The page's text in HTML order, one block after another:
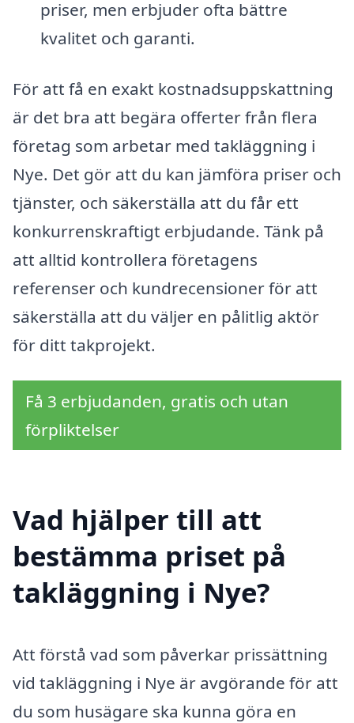
priser, men erbjuder ofta bättre
kvalitet och garanti.
För att få en exakt kostnadsuppskattning
är det bra att begära offerter från flera
företag som arbetar med takläggning i
Nye. Det gör att du kan jämföra priser och
tjänster, och säkerställa att du får ett
konkurrenskraftigt erbjudande. Tänk på
att alltid kontrollera företagens
referenser och kundrecensioner för att
säkerställa att du väljer en pålitlig aktör
för ditt takprojekt.
Få 3 erbjudanden, gratis och utan
förpliktelser
Vad hjälper till att
bestämma priset på
takläggning i Nye?
Att förstå vad som påverkar prissättning
vid takläggning i Nye är avgörande för att
du som husägare ska kunna göra en